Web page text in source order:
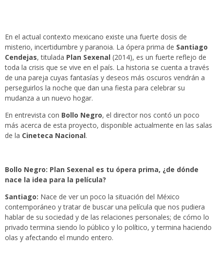
En el actual contexto mexicano existe una fuerte dosis de
misterio, incertidumbre y paranoia. La ópera prima de Santiago
Cendejas, titulada Plan Sexenal (2014), es un fuerte reflejo de
toda la crisis que se vive en el país. La historia se cuenta a través
de una pareja cuyas fantasías y deseos más oscuros vendrán a
perseguirlos la noche que dan una fiesta para celebrar su
mudanza a un nuevo hogar.
En entrevista con Bollo Negro, el director nos contó un poco
más acerca de esta proyecto, disponible actualmente en las salas
de la Cineteca Nacional.
Bollo Negro: Plan Sexenal es tu ópera prima, ¿de dónde
nace la idea para la película?
Santiago: Nace de ver un poco la situación del México
contemporáneo y tratar de buscar una película que nos pudiera
hablar de su sociedad y de las relaciones personales; de cómo lo
privado termina siendo lo público y lo político, y termina haciendo
olas y afectando el mundo entero.